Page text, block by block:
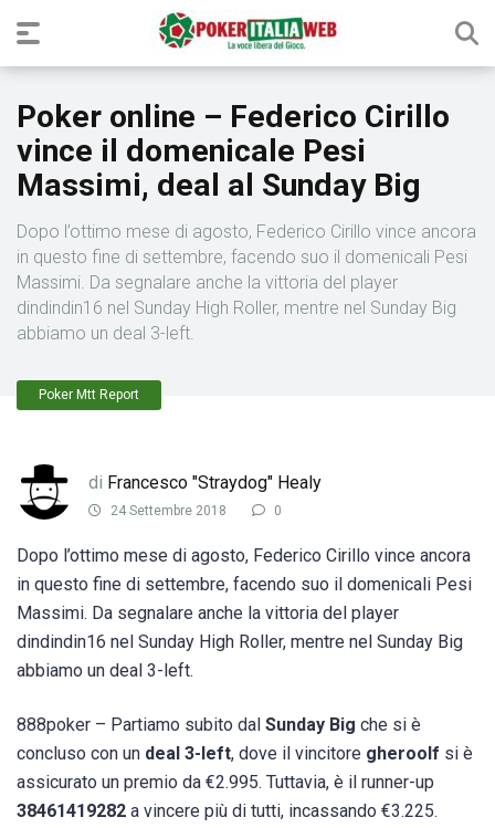
Poker online – Federico Cirillo
vince il domenicale Pesi
Massimi, deal al Sunday Big
Dopo l’ottimo mese di agosto, Federico Cirillo vince ancora
in questo fine di settembre, facendo suo il domenicali Pesi
Massimi. Da segnalare anche la vittoria del player
dindindin16 nel Sunday High Roller, mentre nel Sunday Big
abbiamo un deal 3-left.
Poker Mtt Report
di Francesco "Straydog" Healy
24 Settembre 2018 0
Dopo l’ottimo mese di agosto, Federico Cirillo vince ancora
in questo fine di settembre, facendo suo il domenicali Pesi
Massimi. Da segnalare anche la vittoria del player
dindindin16 nel Sunday High Roller, mentre nel Sunday Big
abbiamo un deal 3-left.
888poker – Partiamo subito dal Sunday Big che si è
concluso con un deal 3-left, dove il vincitore gheroolf si è
assicurato un premio da €2.995. Tuttavia, è il runner-up
38461419282 a vincere più di tutti, incassando €3.225.